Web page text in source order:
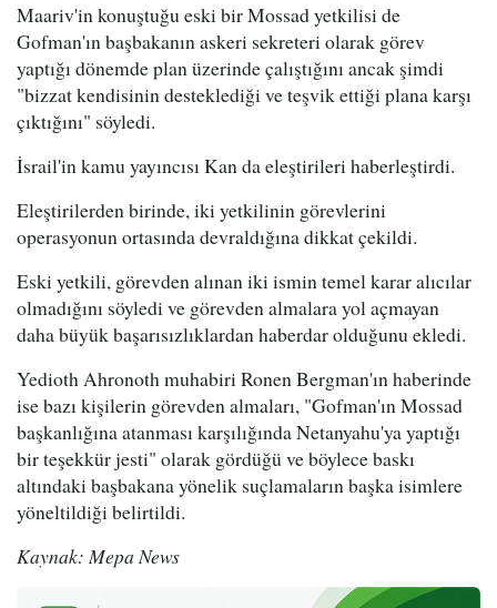
Maariv'in konuştuğu eski bir Mossad yetkilisi de
Gofman'ın başbakanın askeri sekreteri olarak görev
yaptığı dönemde plan üzerinde çalıştığını ancak şimdi
"bizzat kendisinin desteklediği ve teşvik ettiği plana karşı
çıktığını" söyledi.
İsrail'in kamu yayıncısı Kan da eleştirileri haberleştirdi.
Eleştirilerden birinde, iki yetkilinin görevlerini
operasyonun ortasında devraldığına dikkat çekildi.
Eski yetkili, görevden alınan iki ismin temel karar alıcılar
olmadığını söyledi ve görevden almalara yol açmayan
daha büyük başarısızlıklardan haberdar olduğunu ekledi.
Yedioth Ahronoth muhabiri Ronen Bergman'ın haberinde
ise bazı kişilerin görevden almaları, "Gofman'ın Mossad
başkanlığına atanması karşılığında Netanyahu'ya yaptığı
bir teşekkür jesti" olarak gördüğü ve böylece baskı
altındaki başbakana yönelik suçlamaların başka isimlere
yöneltildiği belirtildi.
Kaynak: Mepa News